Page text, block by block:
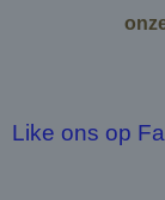
Like ons op